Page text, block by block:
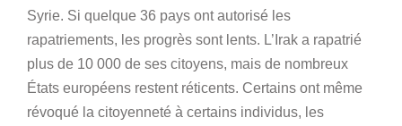
Syrie. Si quelque 36 pays ont autorisé les
rapatriements, les progrès sont lents. L’Irak a rapatrié
plus de 10 000 de ses citoyens, mais de nombreux
États européens restent réticents. Certains ont même
révoqué la citoyenneté à certains individus, les